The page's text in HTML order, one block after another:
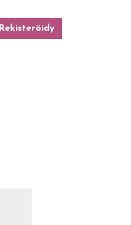
Rekisteröidy